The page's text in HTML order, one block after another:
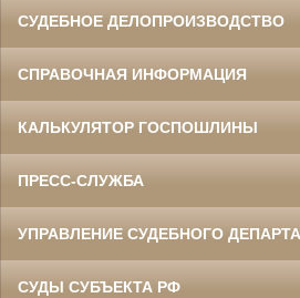
СУДЕБНОЕ ДЕЛОПРОИЗВОДСТВО
СПРАВОЧНАЯ ИНФОРМАЦИЯ
КАЛЬКУЛЯТОР ГОСПОШЛИНЫ
ПРЕСС-СЛУЖБА
УПРАВЛЕНИЕ СУДЕБНОГО
СУДЫ СУБЪЕКТА РФ